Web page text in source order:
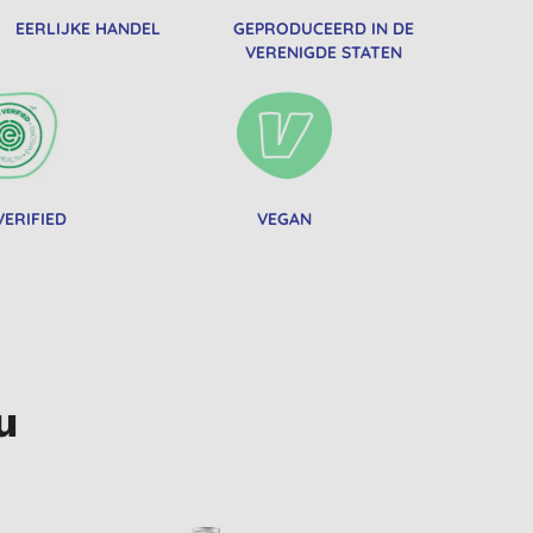
EERLIJKE HANDEL
GEPRODUCEERD IN DE
VERENIGDE STATEN
VEGAN